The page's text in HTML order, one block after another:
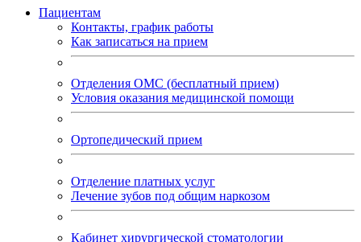
Пациентам
Контакты, график работы
Как записаться на прием
Отделения ОМС (бесплатный прием)
Условия оказания медицинской помощи
Ортопедический прием
Отделение платных услуг
Лечение зубов под общим наркозом
Кабинет хирургической стоматологии